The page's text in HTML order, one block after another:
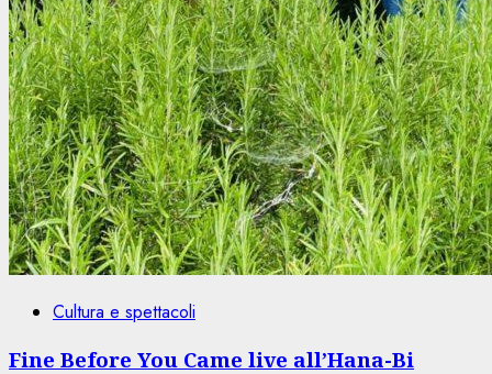
Cultura e spettacoli
Fine Before You Came live all’Hana-Bi